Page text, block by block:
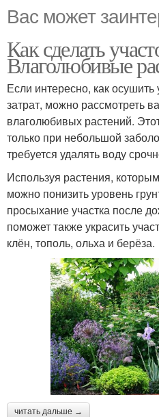
Вас может
Как сделать
Влаголюбивые
Если интересно, как
затрат, можно рассмотреть
влаголюбивых растений.
только при небольшой
требуется удалять воду
Используя растения,
можно понизить уровень
просыхание участка после
поможет также украсить
клён, тополь, ольха и берёза.
читать дальше →